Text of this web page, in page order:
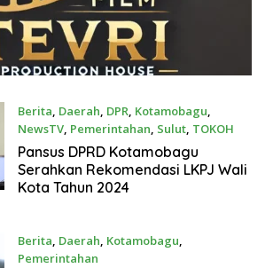
Berita, Daerah, DPR, Kotamobagu,
NewsTV, Pemerintahan, Sulut, TOKOH
Mei 19, 2025
‎‎Pansus DPRD Kotamobagu
Serahkan Rekomendasi LKPJ Wali
Kota Tahun 2024
Berita, Daerah, Kotamobagu,
Pemerintahan